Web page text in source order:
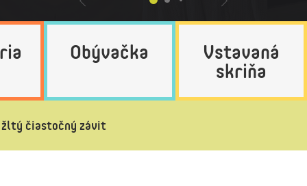
Obývačka Vstavaná
skriňa
žltý čiastočný závit